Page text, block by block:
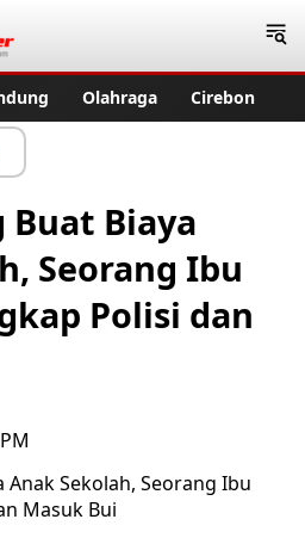
Olahraga Cirebon
Buat Biaya
Seorang Ibu
Polisi dan